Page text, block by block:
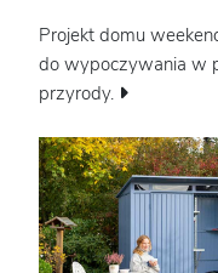
Projekt domu
do wypoczywania w
przyrody.